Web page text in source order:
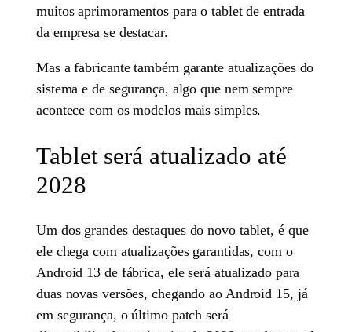
muitos aprimoramentos para o tablet de entrada
da empresa se destacar.
Mas a fabricante também garante atualizações do
sistema e de segurança, algo que nem sempre
acontece com os modelos mais simples.
Tablet será atualizado até
2028
Um dos grandes destaques do novo tablet, é que
ele chega com atualizações garantidas, com o
Android 13 de fábrica, ele será atualizado para
duas novas versões, chegando ao Android 15, já
em segurança, o último patch será